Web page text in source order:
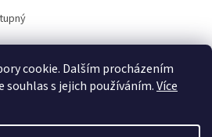
cookie. Dalším procházením
s jejich používáním.Více
pružiny